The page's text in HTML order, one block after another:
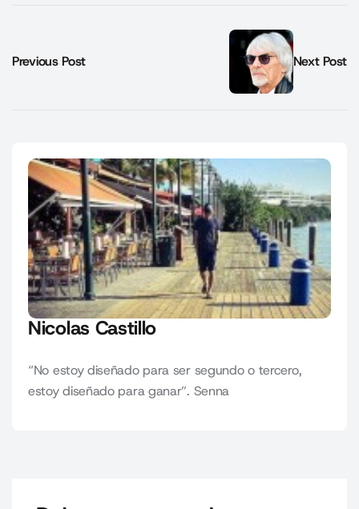
Previous Post Next Post
Nicolas Castillo
“No estoy diseñado para ser segundo o tercero,
estoy diseñado para ganar”. Senna